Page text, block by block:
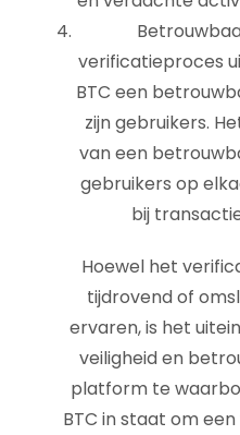
verificatieproces
BTC een
zijn gebruikers.
van een
gebruikers op
bij
Hoewel het
tijdrovend of
ervaren, is het
veiligheid en
platform te
BTC in staat om